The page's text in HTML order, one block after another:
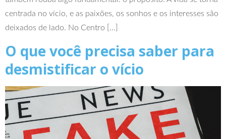
centrada no vício, e as paixões, os sonhos e os interesses são
deixados de lado. No Centro […]
O que você precisa saber para
desmistificar o vício